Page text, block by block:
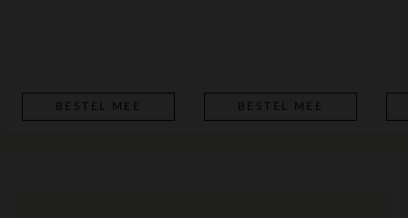
BESTEL MEE BESTEL MEE